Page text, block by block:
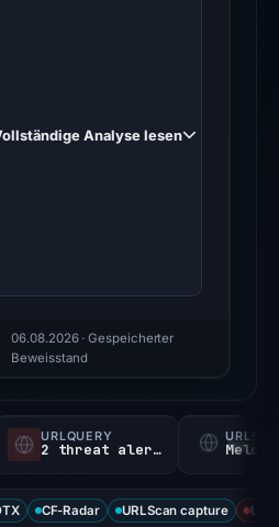
Analyse lesen
06.08.2026· Gespeicherter
Beweisstand
URLQUERY
2 threat alerts
CF-Radar URLScan capture